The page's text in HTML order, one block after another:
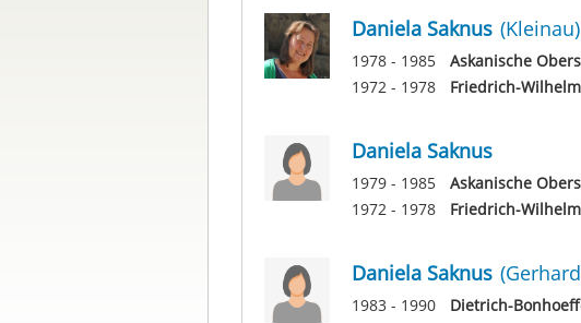
Daniela Saknus (Kleinau)
1978 - 1985 Askanische
1972 - 1978
Friedrich-
Daniela Saknus
1979 - 1985 Askanische
1972 - 1978
Friedrich-
Daniela Saknus
1983 - 1990 Dietrich-